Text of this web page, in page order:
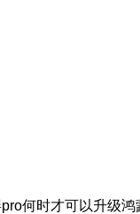
何时才可以升级鸿